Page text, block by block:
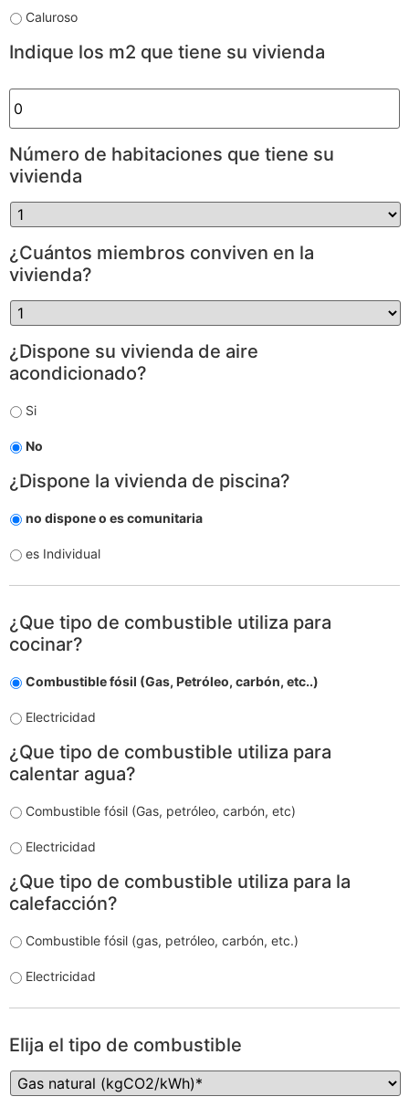
Caluroso
Vivienda *
Indique los m2 que tiene su vivienda
Habitaciones *
Número de habitaciones que tiene su
vivienda
Miembros *
¿Cuántos miembros conviven en la
vivienda?
Aire
acondicionado *
¿Dispone su vivienda de aire
acondicionado?
Si
No
Piscina *
¿Dispone la vivienda de piscina?
no dispone o es comunitaria
es Individual
cocina *
¿Que tipo de combustible utiliza para
cocinar?
Combustible fósil (Gas, Petróleo, carbón, etc..)
Electricidad
Agua
sanitaria *
¿Que tipo de combustible utiliza para
calentar agua?
Combustible fósil (Gas, petróleo, carbón, etc)
Electricidad
Calefacción *
¿Que tipo de combustible utiliza para la
calefacción?
Combustible fósil (gas, petróleo, carbón, etc.)
Electricidad
tipo
gas
Elija el tipo de combustible